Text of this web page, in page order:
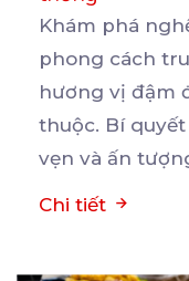
Khám phá
phong cách
hương vị đậm
thuộc. Bí
vẹn và ấn
Chi tiết